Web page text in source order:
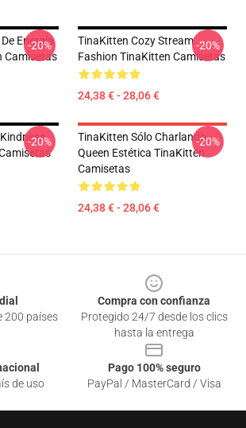
Energía
Camisetas
-20%
TinaKitten Cozy Stream
Fashion TinaKitten Camisetas
24,38 € - 28,06 €
-20%
-20%
TinaKitten Sólo Charlando
Queen Estética TinaKitten
Camisetas
24,38 € - 28,06 €
-20%
200 países
Compra con confianza
Protegido 24/7 desde los clics
hasta la entrega
de uso
Pago 100% seguro
PayPal / MasterCard / Visa